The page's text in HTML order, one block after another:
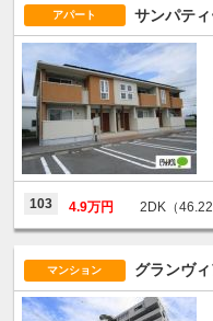
アパート サンパテ
103 4.9万円 2DK（46.22
マンション グランヴ